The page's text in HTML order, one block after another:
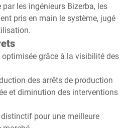
les ingénieurs Bizerba, les
pris en main le système, jugé
grâce à la visibilité des
des arrêts de production
et diminution des interventions
pour une meilleure